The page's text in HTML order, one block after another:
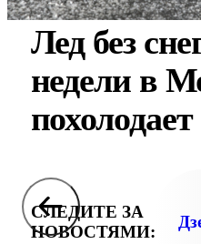
Лед без
недели в
похолодает
СЛЕДИТЕ ЗА
НОВОСТЯМИ: